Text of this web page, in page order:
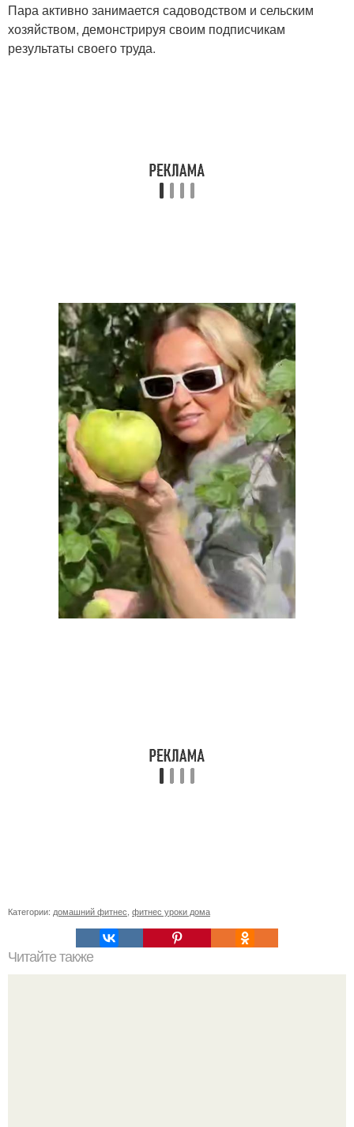
Пара активно занимается садоводством и сельским
хозяйством, демонстрируя своим подписчикам
результаты своего труда.
Категории: домашний фитнес фитнес уроки дома
Читайте также